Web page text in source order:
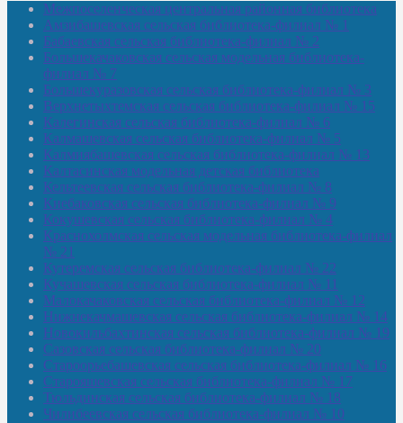
Межпоселенческая центральная районная библиотека
Амзибашевская сельская библиотека-филиал № 1
Бабаевская сельская библиотека-филиал № 2
Большекачаковская сельская модельная библиотека-
филиал № 7
Большекуразовская сельская библиотека-филиал № 3
Верхнетыхтемская сельская библиотека-филиал № 15
Калегинская сельская библиотека-филиал № 6
Калмашевская сельская библиотека-филиал № 5
Калмиябашевская сельская библиотека-филиал № 13
Калтасинская модельная детская библиотека
Кельтеевская сельская библиотека-филиал № 8
Киебаковская сельская библиотека-филиал № 9
Кокушевская сельская библиотека-филиал № 4
Краснохолмская сельская модельная библиотека-филиал
№ 21
Кутеремская сельская библиотека-филиал № 22
Кучашевская сельская библиотека-филиал № 11
Малокачаковская сельская библиотека-филиал № 12
Нижнекачмашевская сельская библиотека-филиал № 14
Новокильбахтинская сельская библиотека-филиал № 19
Сазовская сельская библиотека-филиал № 20
Староорьебашевская сельская библиотека-филиал № 16
Старояшевская сельская библиотека-филиал № 17
Тюльдинская сельская библиотека-филиал № 18
Чилибеевская сельская библиотека-филиал № 10